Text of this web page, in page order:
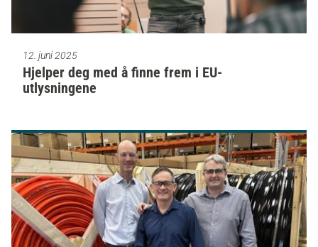
12. juni 2025
Hjelper deg med å finne frem i EU-
utlysningene